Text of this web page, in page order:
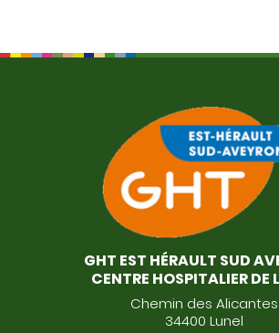
GHT EST HÉRAULT SUD
CENTRE HOSPITALIER DE
Chemin des Alicantes
34400 Lunel